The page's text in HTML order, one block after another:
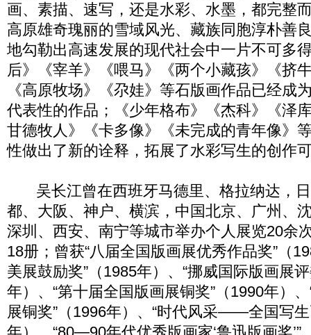
画、素描、速写，还是水彩、水墨，都完整
高原雄奇瑰丽的雪域风光、藏族同胞淳朴善
地勾勒出高速发展的现代社会中一片不可多
后》《宰羊》《喂马》《两个小藏孩》《挤
《高原牧场》《尕娃》等石版画作品已经成
代表性的作品；《少年格布》《杰科》《泽
甘德牧人》《卡多像》《未完成的青年像》
性做出了新的诠释，拓展了水彩写生的创作
吴长江曾在西班牙马德里、格拉纳达，日
都、大阪、神户、横滨，中国北京、广州、
深圳、西安、南宁等城市举办个人展览20余
18册；曾获“八届全国版画展优秀作品奖”（
美展鼓励奖”（1985年）、“挪威国际版画展
年）、“第十届全国版画展铜奖”（1990年）
展铜奖”（1996年）、“时代风采——全国写